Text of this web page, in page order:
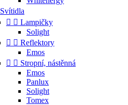
Svítidla
  Lampičky
Solight
  Reflektory
Emos
  Stropní, nástěnná
Emos
Panlux
Solight
Tomex